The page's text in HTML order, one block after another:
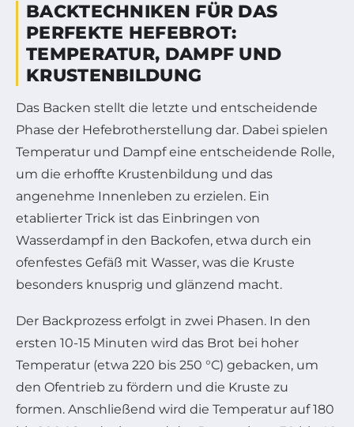
BACKTECHNIKEN FÜR DAS
PERFEKTE HEFEBROT:
TEMPERATUR, DAMPF UND
KRUSTENBILDUNG
Das Backen stellt die letzte und entscheidende
Phase der Hefebrotherstellung dar. Dabei spielen
Temperatur und Dampf eine entscheidende Rolle,
um die erhoffte Krustenbildung und das
angenehme Innenleben zu erzielen. Ein
etablierter Trick ist das Einbringen von
Wasserdampf in den Backofen, etwa durch ein
ofenfestes Gefäß mit Wasser, was die Kruste
besonders knusprig und glänzend macht.
Der Backprozess erfolgt in zwei Phasen. In den
ersten 10-15 Minuten wird das Brot bei hoher
Temperatur (etwa 220 bis 250 °C) gebacken, um
den Ofentrieb zu fördern und die Kruste zu
formen. Anschließend wird die Temperatur auf 180